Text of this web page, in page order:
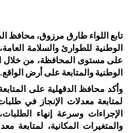
الوطنية والمتابعة على أرض الواقع.